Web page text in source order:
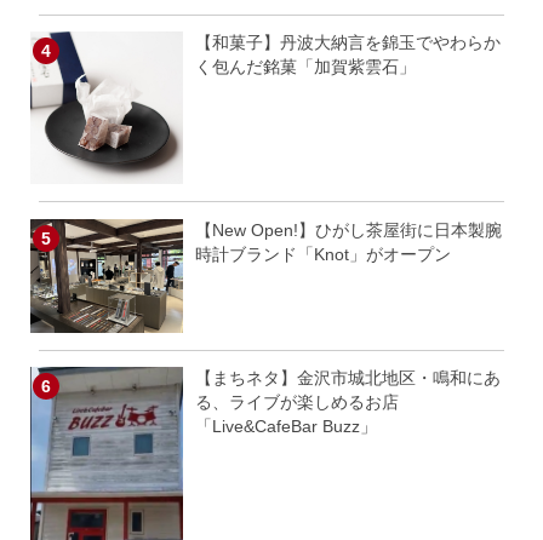
【和菓子】丹波大納言を錦玉でやわらか
く包んだ銘菓「加賀紫雲石」
【New Open!】ひがし茶屋街に日本製腕
時計ブランド「Knot」がオープン
【まちネタ】金沢市城北地区・鳴和にあ
る、ライブが楽しめるお店
「Live&CafeBar Buzz」